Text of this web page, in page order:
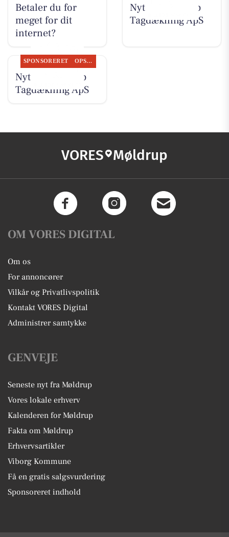
Betaler du for
meget for dit
internet?
Nyt fra Møldrup
Tagdækning ApS
SPONSORERET OPSLAGSTAVLEN
Nyt fra Møldrup
Tagdækning ApS
VORES Møldrup
OM VORES DIGITAL
Om os
For annoncører
Vilkår og Privatlivspolitik
Kontakt VORES Digital
Administrer samtykke
GENVEJE
Seneste nyt fra Møldrup
Vores lokale erhverv
Kalenderen for Møldrup
Fakta om Møldrup
Erhvervsartikler
Viborg Kommune
Få en gratis salgsvurdering
Sponsoreret indhold